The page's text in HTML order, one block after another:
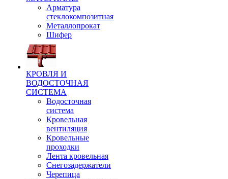
Арматура
стеклокомпозитная
Металлопрокат
Шифер
КРОВЛЯ И
ВОДОСТОЧНАЯ
СИСТЕМА
Водосточная
система
Кровельная
вентиляция
Кровельные
проходки
Лента кровельная
Снегозадержатели
Черепица